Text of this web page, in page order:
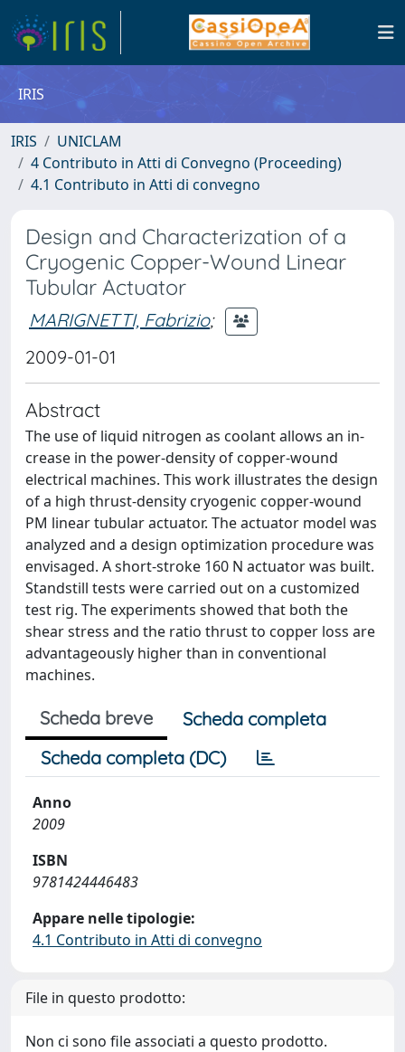
IRIS
IRIS
UNICLAM
4 Contributo in Atti di Convegno (Proceeding)
4.1 Contributo in Atti di convegno
Design and Characterization of a
Cryogenic Copper-Wound Linear
Tubular Actuator
MARIGNETTI, Fabrizio;
2009-01-01
Abstract
The use of liquid nitrogen as coolant allows an in-
crease in the power-density of copper-wound
electrical machines. This work illustrates the design
of a high thrust-density cryogenic copper-wound
PM linear tubular actuator. The actuator model was
analyzed and a design optimization procedure was
envisaged. A short-stroke 160 N actuator was built.
Standstill tests were carried out on a customized
test rig. The experiments showed that both the
shear stress and the ratio thrust to copper loss are
advantageously higher than in conventional
machines.
Scheda breve
Scheda completa
Scheda completa (DC)
Anno
2009
ISBN
9781424446483
Appare nelle tipologie:
4.1 Contributo in Atti di convegno
File in questo prodotto:
Non ci sono file associati a questo prodotto.